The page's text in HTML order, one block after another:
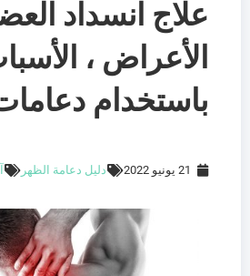
علاج انسداد
الأعراض ،
باستخدام
21 يونيو 2022 دليل دعامة الظهر